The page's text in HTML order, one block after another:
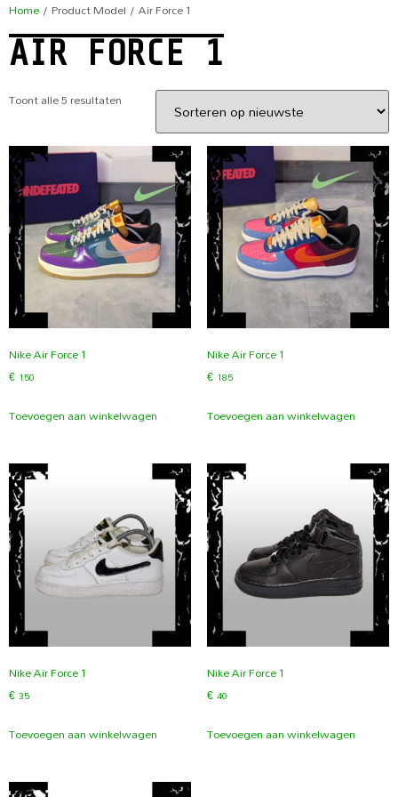
Home/ Product Model / Air Force 1
AIR FORCE 1
Toont alle 5 resultaten
Nike Air Force 1
€ 150
Toevoegen aan winkelwagen
Nike Air Force 1
€185
Toevoegen aan winkelwagen
Nike Air Force 1
€35
Toevoegen aan winkelwagen
Nike Air Force 1
€40
Toevoegen aan winkelwagen